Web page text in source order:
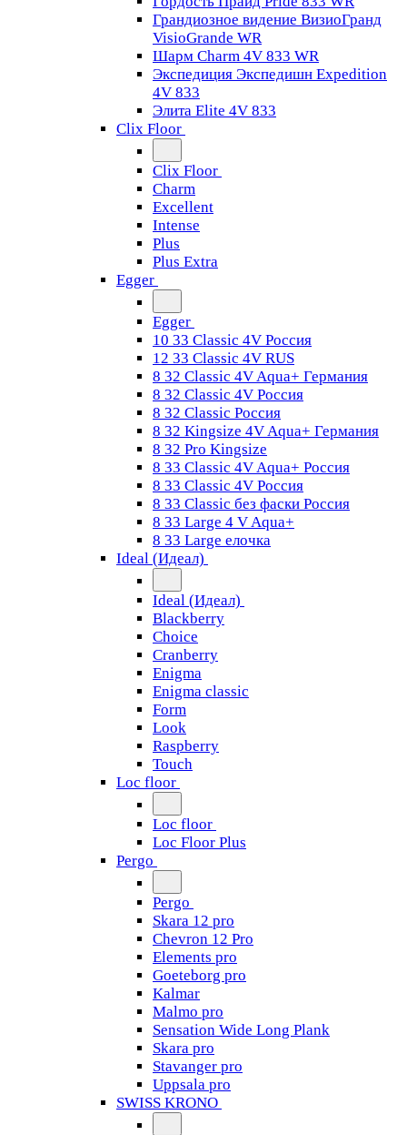
Грандиозное видение ВизиоГранд
VisioGrande WR
Шарм Charm 4V 833 WR
Экспедиция Экспедишн Expedition
4V 833
Элита Elite 4V 833
Clix Floor
Clix Floor
Charm
Excellent
Intense
Plus
Plus Extra
Egger
Egger
10 33 Classic 4V Россия
12 33 Classic 4V RUS
8 32 Classic 4V Aqua+ Германия
8 32 Classic 4V Россия
8 32 Classic Россия
8 32 Kingsize 4V Aqua+ Германия
8 32 Pro Kingsize
8 33 Classic 4V Aqua+ Россия
8 33 Classic 4V Россия
8 33 Classic без фаски Россия
8 33 Large 4 V Aqua+
8 33 Large елочка
Ideal (Идеал)
Ideal (Идеал)
Blackberry
Choice
Cranberry
Enigma
Enigma classic
Form
Look
Raspberry
Touch
Loc floor
Loc floor
Loc Floor Plus
Pergo
Pergo
Skara 12 pro
Chevron 12 Pro
Elements pro
Goeteborg pro
Kalmar
Malmo pro
Sensation Wide Long Plank
Skara pro
Stavanger pro
Uppsala pro
SWISS KRONO